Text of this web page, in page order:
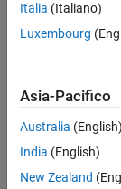
Italia (Italiano)
Luxembourg
Asia-Pacifico
Australia (English)
India (English)
New Zealand